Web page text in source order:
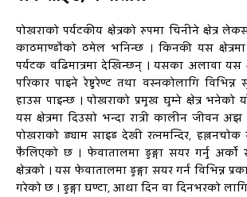
पोखराको पर्यटकीय क्षेत्रको रुपमा चिनीने क्षेत्र
काठमाण्डौको ठमेल भनिन्छ । किनकी यस
पर्यटक वढिमात्रमा देखिन्छन् । यसका अलावा यस
परिकार पाइने रेष्टुरेण्ट तथा वस्नकोलागि
हाउस पाइन्छ । पोखराको प्रमुख घुम्ने क्षेत्र भनेको
यस क्षेत्रमा दिउसो भन्दा रात्री कालीन जीवन अझ
पोखराको ड्याम साइड देखी रत्नमन्दिर,
फैलिएको छ । फेवातालमा डुङ्गा सयर गर्नु अर्को
क्षेत्रको । यस फेवातालमा डुङ्गा सयर गर्न विभिन्न
गरेको छ । डुङ्गा घण्टा, आधा दिन वा दिनभरको